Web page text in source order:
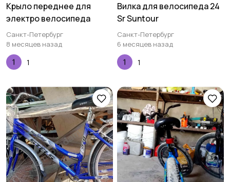
Крыло переднее для
электро велосипеда
Санкт-Петербург
8 месяцев назад
1
Вилка для велосипеда 24
Sr Suntour
Санкт-Петербург
6 месяцев назад
1